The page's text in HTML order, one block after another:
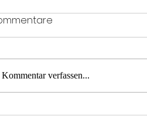
Kommentar verfassen...